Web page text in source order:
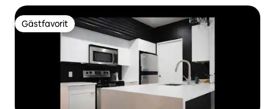
Gästfavorit
Gästfavorit